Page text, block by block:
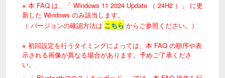
※ 本 FAQ は、「 Windows 11 2024 Update （ 24H2 ）」 に更
新した Windows のみ該当します。
（ バージョンの確認方法は こちら からご参照ください。）
※ 初回設定を行うタイミングによっては、本 FAQ の順序や表
示される画像が異なる場合があります。予めご了承くださ
い。